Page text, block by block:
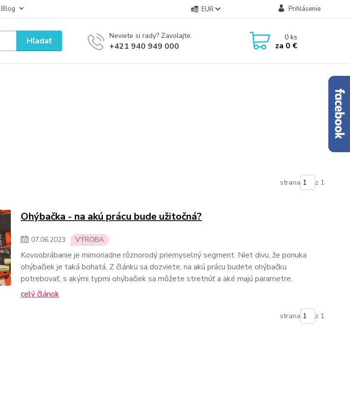
Blog EUR Prihlásenie
Hľadať Neviete si rady? Zavolajte.
+421 940 949 000
0ks
za 0 €
strana z 1
Ohýbačka - na akú prácu bude užitočná?
07.06.2023 VÝROBA
Kovoobrábanie je mimoriadne rôznorodý priemyselný segment. Niet divu, že ponuka
ohýbačiek je taká bohatá. Z článku sa dozviete, na akú prácu budete ohýbačku
potrebovať, s akými typmi ohýbačiek sa môžete stretnúť a aké majú parametre.
celý článok
strana z 1